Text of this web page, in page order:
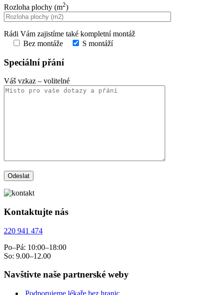
Rozloha plochy (m2)
Rádi Vám zajistíme také kompletní montáž
Bez montáže
S montáží
Speciální přání
Váš vzkaz – volitelné
Kontaktujte nás
220 941 474
Po–Pá: 10:00–18:00
So: 9.00–12.00
Navštivte naše partnerské weby